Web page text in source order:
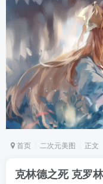
首页 二次元美图 正文
克林德之死 克罗